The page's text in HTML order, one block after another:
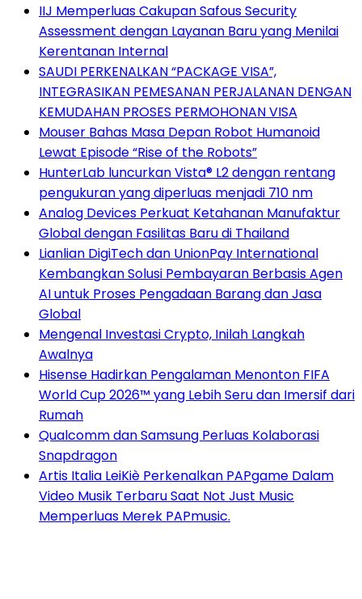
IIJ Memperluas Cakupan Safous Security
Assessment dengan Layanan Baru yang Menilai
Kerentanan Internal
SAUDI PERKENALKAN “PACKAGE VISA”,
INTEGRASIKAN PEMESANAN PERJALANAN DENGAN
KEMUDAHAN PROSES PERMOHONAN VISA
Mouser Bahas Masa Depan Robot Humanoid
Lewat Episode “Rise of the Robots”
HunterLab luncurkan Vista® L2 dengan rentang
pengukuran yang diperluas menjadi 710 nm
Analog Devices Perkuat Ketahanan Manufaktur
Global dengan Fasilitas Baru di Thailand
Lianlian DigiTech dan UnionPay International
Kembangkan Solusi Pembayaran Berbasis Agen
AI untuk Proses Pengadaan Barang dan Jasa
Global
Mengenal Investasi Crypto, Inilah Langkah
Awalnya
Hisense Hadirkan Pengalaman Menonton FIFA
World Cup 2026™ yang Lebih Seru dan Imersif dari
Rumah
Qualcomm dan Samsung Perluas Kolaborasi
Snapdragon
Artis Italia LeiKiè Perkenalkan PAPgame Dalam
Video Musik Terbaru Saat Not Just Music
Memperluas Merek PAPmusic.